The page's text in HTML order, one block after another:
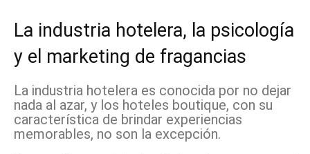
La industria hotelera, la psicología
y el marketing de fragancias
La industria hotelera es conocida por no dejar
nada al azar, y los hoteles boutique, con su
característica de brindar experiencias
memorables, no son la excepción.